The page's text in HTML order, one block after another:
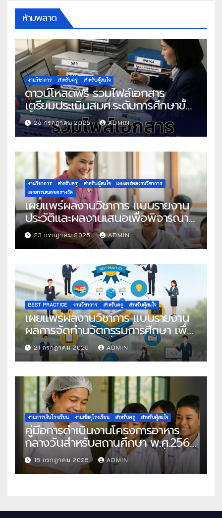
ห้ามพลาด
งานวิชาการ สำหรับครู สำหรับผู้สนใจ
ดาวน์โหลดฟรี รวมไฟล์เอกสาร
เตรียมประเมินสมศ.ระดับการศึกษาขั้น
พื้นฐาน
26 กรกฎาคม 2025 ADMIN
งานวิชาการ สำหรับครู สำหรับผู้สนใจ
เผยแพร่ผลงานวิชาการ
เอกสารเสนอขอรางวัล
เผยแพร่ผลงานวิชาการ แบบรายงาน
ประวัติและผลงานเสนอเพื่อพิจารณา
ในโครงการครูดีในดวงใจ ประจำปี
2568 ครั้งที่ 22
23 กรกฎาคม 2025 ADMIN
BEST PRACTICE งานวิชาการ สำหรับครู สำหรับผู้สนใจ
เผยแพร่ผลงานวิชาการ แบบรายงาน
ผลการจัดทำนวัตกรรมการศึกษา เพื่อ
คัดเลือกวิธีปฏิบัติที่เป็นเลิศ
21 กรกฎาคม 2025 ADMIN
งานการเงินโรงเรียน งานพัสดุโรงเรียน สำหรับครู สำหรับผู้สนใจ
คู่มือการดำเนินงานโครงการอาหาร
กลางวันสำหรับสถานศึกษา พ.ศ.2568
แนวทางครบถ้วนสู่การจัดการที่มี
ประสิทธิภาพ
18 กรกฎาคม 2025 ADMIN